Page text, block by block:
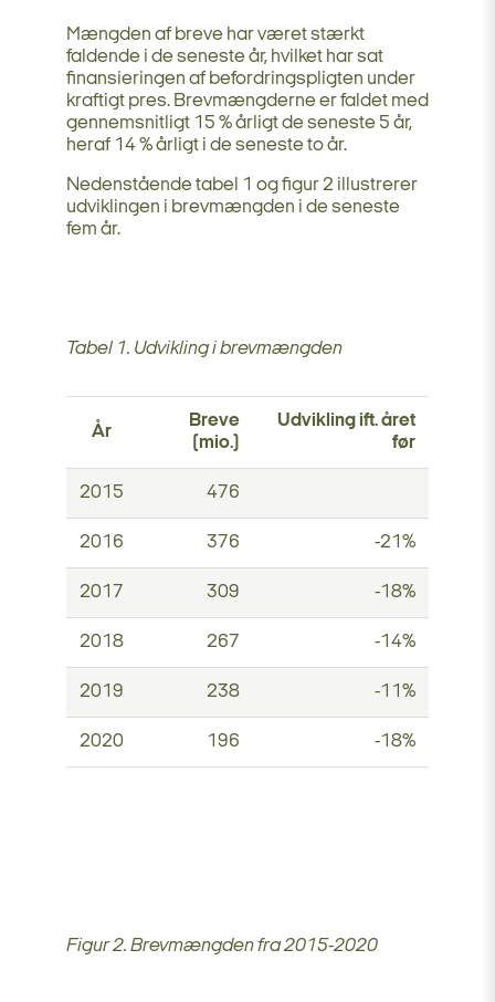
Mængden af breve har været stærkt
faldende i de seneste år, hvilket har sat
finansieringen af befordringspligten under
kraftigt pres. Brevmængderne er faldet med
gennemsnitligt 15 % årligt de seneste 5 år,
heraf 14 % årligt i de seneste to år.
Nedenstående tabel 1 og figur 2 illustrerer
udviklingen i brevmængden i de seneste
fem år.
Tabel 1. Udvikling i brevmængden
År
Breve
(mio.)
Udvikling ift. året
før
2015 476
2016 376 -21%
2017 309 -18%
2018 267 -14%
2019 238 -11%
2020 196 -18%
Figur 2. Brevmængden fra 2015-2020